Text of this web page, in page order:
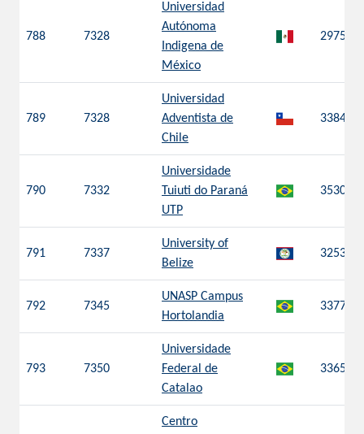
788 7328
Universidad
Autónoma
Indigena de
México
2975
789 7328
Universidad
Adventista de
Chile
3384
790 7332
Universidade
Tuiuti do Paraná
UTP
3530
791 7337
University of
Belize
3253
792 7345
UNASP Campus
Hortolandia
3377
793 7350
Universidade
Federal de
Catalao
3365
Centro